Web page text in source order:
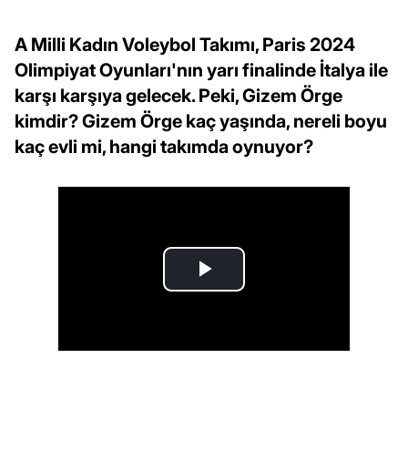
A Milli Kadın Voleybol Takımı, Paris 2024
Olimpiyat Oyunları'nın yarı finalinde İtalya ile
karşı karşıya gelecek. Peki, Gizem Örge
kimdir? Gizem Örge kaç yaşında, nereli boyu
kaç evli mi, hangi takımda oynuyor?